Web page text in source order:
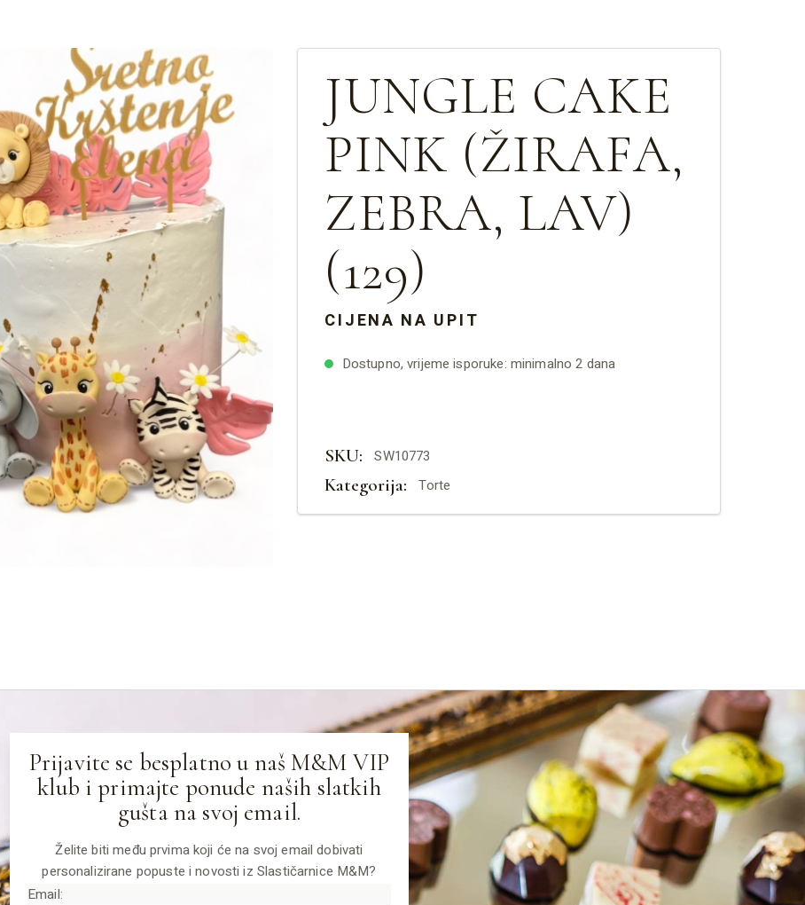
JUNGLE CAKE
PINK (ŽIRAFA,
ZEBRA, LAV)
(129)
CIJENA NA UPIT
Dostupno, vrijeme isporuke: minimalno 2 dana
SKU: SW10773
Kategorija: Torte
Prijavite se besplatno u naš M&M VIP
klub i primajte ponude naših slatkih
gušta na svoj email.
Želite biti među prvima koji će na svoj email dobivati
personalizirane popuste i novosti iz Slastičarnice M&M?
Email: